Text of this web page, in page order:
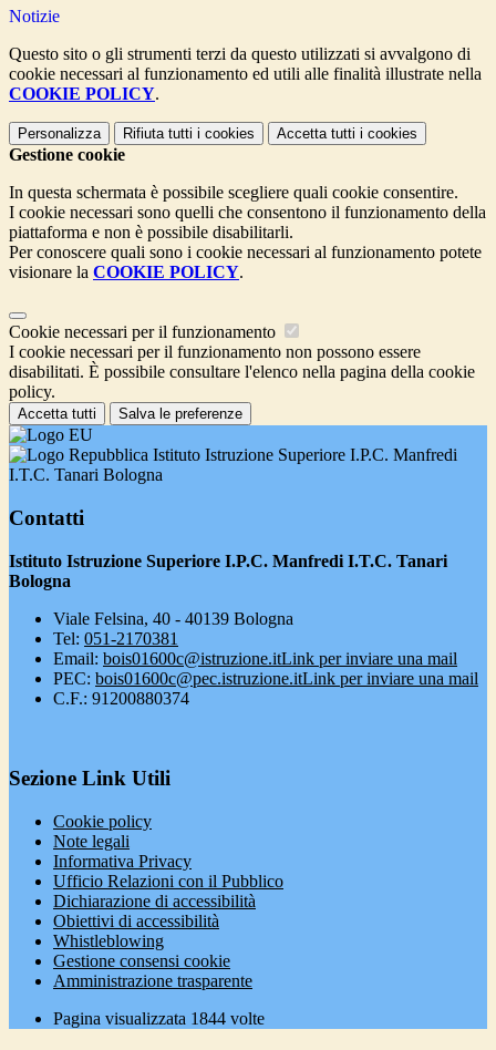
Notizie
Questo sito o gli strumenti terzi da questo utilizzati si avvalgono di
cookie necessari al funzionamento ed utili alle finalità illustrate nella
COOKIE POLICY.
Personalizza Rifiuta tutti i cookies Accetta tutti i cookies
Gestione cookie
In questa schermata è possibile scegliere quali cookie consentire.
I cookie necessari sono quelli che consentono il funzionamento della
piattaforma e non è possibile disabilitarli.
Per conoscere quali sono i cookie necessari al funzionamento potete
visionare la COOKIE POLICY.
Cookie necessari per il funzionamento
I cookie necessari per il funzionamento non possono essere
disabilitati. È possibile consultare l'elenco nella pagina della cookie
policy.
Accetta tutti Salva le preferenze
Istituto Istruzione Superiore I.P.C. Manfredi
I.T.C. Tanari Bologna
Contatti
Istituto Istruzione Superiore I.P.C. Manfredi I.T.C. Tanari
Bologna
Viale Felsina, 40 - 40139 Bologna
Tel: 051-2170381
Email: bois01600c@istruzione.itLink per inviare una mail
PEC: bois01600c@pec.istruzione.itLink per inviare una mail
C.F.: 91200880374
Sezione Link Utili
Cookie policy
Note legali
Informativa Privacy
Ufficio Relazioni con il Pubblico
Dichiarazione di accessibilità
Obiettivi di accessibilità
Whistleblowing
Gestione consensi cookie
Amministrazione trasparente
Pagina visualizzata 1844 volte